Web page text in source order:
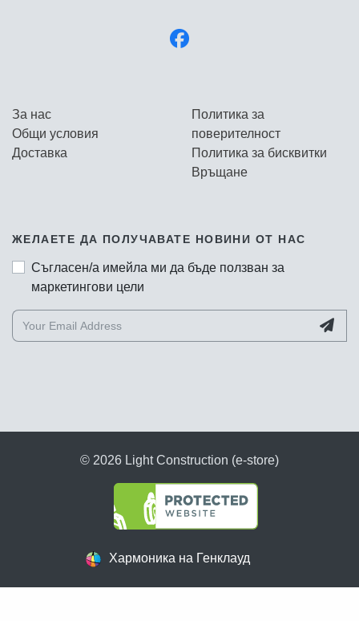
За нас
Общи условия
Доставка
Политика за
поверителност
Политика за бисквитки
Връщане
ЖЕЛАЕТЕ ДА ПОЛУЧАВАТЕ НОВИНИ ОТ НАС
Съгласен/а имейла ми да бъде ползван за
маркетингови цели
© 2026 Light Construction (e-store)
Хармоника на Генклауд